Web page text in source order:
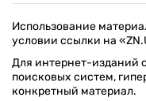
Использование
условии ссылки на
Для интернет-изданий
поисковых систем,
конкретный материал.